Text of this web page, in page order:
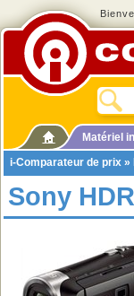
Matériel
i-Comparateur de prix »
Sony